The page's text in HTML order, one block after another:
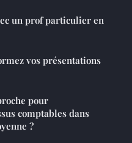
un prof particulier en
vos présentations
pour
comptables dans
?